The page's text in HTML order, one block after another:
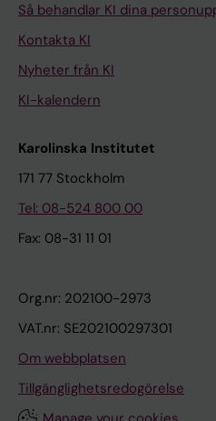
Så behandlar KI dina
Kontakta KI
Nyheter från KI
KI-kalendern
Karolinska Institutet
171 77 Stockholm
Tel: 08-524 800 00
Fax: 08-31 11 01
Org.nr: 202100-2973
VAT.nr: SE202100297301
Om webbplatsen
Tillgänglighetsredogörelse